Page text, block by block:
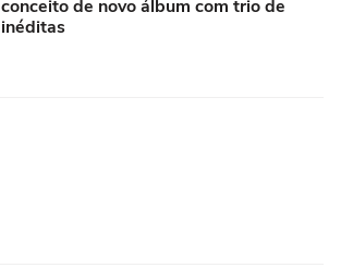
conceito de novo álbum com trio de
inéditas